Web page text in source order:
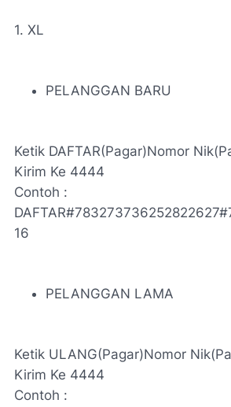
1. XL
PELANGGAN BARU
Ketik DAFTAR(Pagar)Nomor
Kirim Ke 4444
Contoh :
16
PELANGGAN LAMA
Ketik ULANG(Pagar)Nomor
Kirim Ke 4444
Contoh :